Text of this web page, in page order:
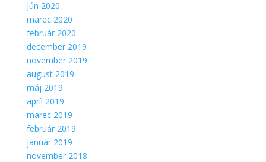
jún 2020
marec 2020
február 2020
december 2019
november 2019
august 2019
máj 2019
apríl 2019
marec 2019
február 2019
január 2019
november 2018